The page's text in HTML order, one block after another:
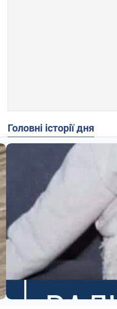
Головні історії дня